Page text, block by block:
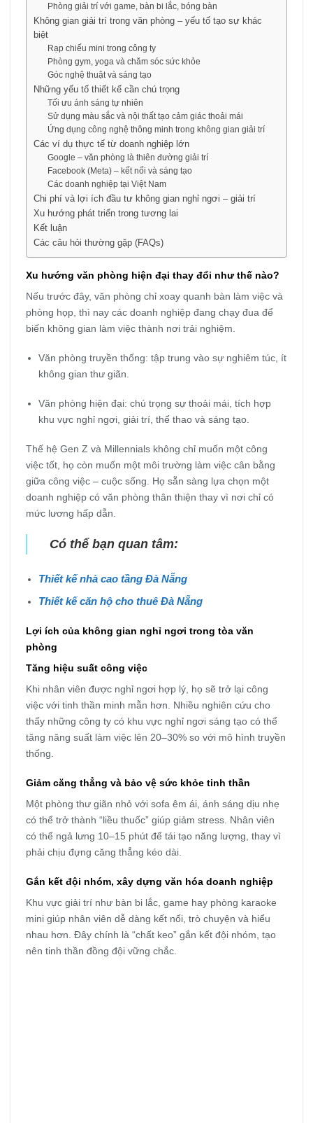
Phòng giải trí với game, bàn bi lắc, bóng bàn
Không gian giải trí trong văn phòng – yếu tố tạo sự khác
biệt
Rạp chiếu mini trong công ty
Phòng gym, yoga và chăm sóc sức khỏe
Góc nghệ thuật và sáng tạo
Những yếu tố thiết kế cần chú trọng
Tối ưu ánh sáng tự nhiên
Sử dụng màu sắc và nội thất tạo cảm giác thoải mái
Ứng dụng công nghệ thông minh trong không gian giải trí
Các ví dụ thực tế từ doanh nghiệp lớn
Google – văn phòng là thiên đường giải trí
Facebook (Meta) – kết nối và sáng tạo
Các doanh nghiệp tại Việt Nam
Chi phí và lợi ích đầu tư không gian nghỉ ngơi – giải trí
Xu hướng phát triển trong tương lai
Kết luận
Các câu hỏi thường gặp (FAQs)
Xu hướng văn phòng hiện đại thay đổi như thế nào?
Nếu trước đây, văn phòng chỉ xoay quanh bàn làm việc và
phòng họp, thì nay các doanh nghiệp đang chạy đua để
biến không gian làm việc thành nơi trải nghiệm.
Văn phòng truyền thống: tập trung vào sự nghiêm túc, ít
không gian thư giãn.
Văn phòng hiện đại: chú trọng sự thoải mái, tích hợp
khu vực nghỉ ngơi, giải trí, thể thao và sáng tạo.
Thế hệ Gen Z và Millennials không chỉ muốn một công
việc tốt, họ còn muốn một môi trường làm việc cân bằng
giữa công việc – cuộc sống. Họ sẵn sàng lựa chọn một
doanh nghiệp có văn phòng thân thiện thay vì nơi chỉ có
mức lương hấp dẫn.
Có thể bạn quan tâm:
Thiết kế nhà cao tầng Đà Nẵng
Thiết kế căn hộ cho thuê Đà Nẵng
Lợi ích của không gian nghỉ ngơi trong tòa văn
phòng
Tăng hiệu suất công việc
Khi nhân viên được nghỉ ngơi hợp lý, họ sẽ trở lại công
việc với tinh thần minh mẫn hơn. Nhiều nghiên cứu cho
thấy những công ty có khu vực nghỉ ngơi sáng tạo có thể
tăng năng suất làm việc lên 20–30% so với mô hình truyền
thống.
Giảm căng thẳng và bảo vệ sức khỏe tinh thần
Một phòng thư giãn nhỏ với sofa êm ái, ánh sáng dịu nhẹ
có thể trở thành “liều thuốc” giúp giảm stress. Nhân viên
có thể ngả lưng 10–15 phút để tái tạo năng lượng, thay vì
phải chịu đựng căng thẳng kéo dài.
Gắn kết đội nhóm, xây dựng văn hóa doanh nghiệp
Khu vực giải trí như bàn bi lắc, game hay phòng karaoke
mini giúp nhân viên dễ dàng kết nối, trò chuyện và hiểu
nhau hơn. Đây chính là “chất keo” gắn kết đội nhóm, tạo
nên tinh thần đồng đội vững chắc.